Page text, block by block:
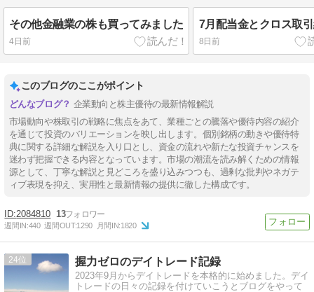
その他金融業の株も買ってみました
4日前
7月配当金とクロス取
8日前
このブログのここがポイント
企業動向と株主優待の最新情報解説
市場動向や株取引の戦略に焦点をあて、業種ごとの騰落や優待内容の紹介
を通じて投資のバリエーションを映し出します。個別銘柄の動きや優待特
典に関する詳細な解説を入り口とし、資金の流れや新たな投資チャンスを
迷わず把握できる内容となっています。市場の潮流を読み解くための情報
源として、丁寧な解説と見どころを盛り込みつつも、過剰な批判やネガテ
ィブ表現を抑え、実用性と最新情報の提供に徹した構成です。
2084810 13
週間IN:440 週間OUT:1290 月間IN:1820
24 握力ゼロのデイトレード記録
2023年9月からデイトレードを本格的に始めました。デイ
トレードの日々の記録を付けていこうとブログをやって